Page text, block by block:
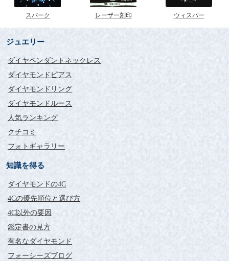
スパーク レーザー刻印 ウィスパー
ジュエリー
ダイヤペンダントネックレス
ダイヤモンドピアス
ダイヤモンドリング
ダイヤモンドルース
人気ランキング
クチコミ
フォトギャラリー
知識を得る
ダイヤモンドの4C
4Cの優先順位と選び方
4C以外の要因
鑑定書の見方
有名なダイヤモンド
フォーシーズブログ